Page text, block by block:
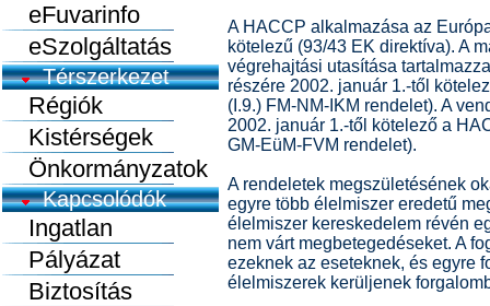
eFuvarinfo
eSzolgáltatás
Térszerkezet
Régiók
Kistérségek
Önkormányzatok
Kapcsolódók
Ingatlan
Pályázat
Biztosítás
A HACCP alkalmazása az
kötelezű (93/43 EK direktíva). A
végrehajtási utasítása
részére 2002. január 1.-től
(I.9.) FM-NM-IKM rendelet). A
2002. január 1.-től kötelező a
GM-EüM-FVM rendelet).
A rendeletek megszületésének
egyre több élelmiszer eredetű
élelmiszer kereskedelem révén
nem várt megbetegedéseket. A
ezeknek az eseteknek, és egyre
élelmiszerek kerüljenek